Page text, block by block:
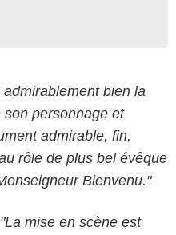
bien la
personnage et
admirable, fin,
rôle de plus bel évêque
Bienvenu."
"La mise en scène est